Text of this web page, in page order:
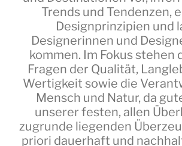
Trends und Tendenzen,
Designprinzipien und
Designerinnen und
kommen. Im Fokus stehen
Fragen der Qualität,
Wertigkeit sowie die
Mensch und Natur, da
unserer festen, allen
zugrunde liegenden
priori dauerhaft und